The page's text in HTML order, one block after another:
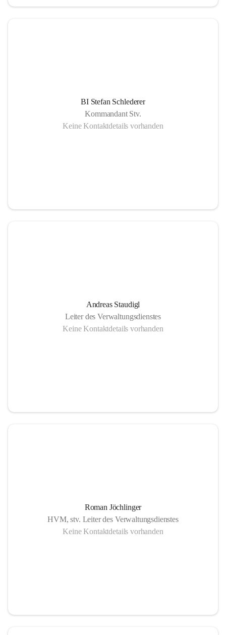
BI Stefan Schlederer
Kommandant Stv.
Keine Kontaktdetails vorhanden
Andreas Staudigl
Leiter des Verwaltungsdienstes
Keine Kontaktdetails vorhanden
Roman Jöchlinger
HVM, stv. Leiter des Verwaltungsdienstes
Keine Kontaktdetails vorhanden